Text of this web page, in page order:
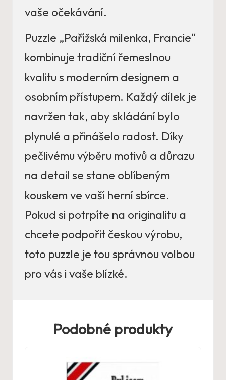
vaše očekávání.
Puzzle „Pařížská milenka, Francie“
kombinuje tradiční řemeslnou
kvalitu s moderním designem a
osobním přístupem. Každý dílek je
navržen tak, aby skládání bylo
plynulé a přinášelo radost. Díky
pečlivému výběru motivů a důrazu
na detail se stane oblíbeným
kouskem ve vaší herní sbírce.
Pokud si potrpíte na originalitu a
chcete podpořit českou výrobu,
toto puzzle je tou správnou volbou
pro vás i vaše blízké.
Podobné produkty